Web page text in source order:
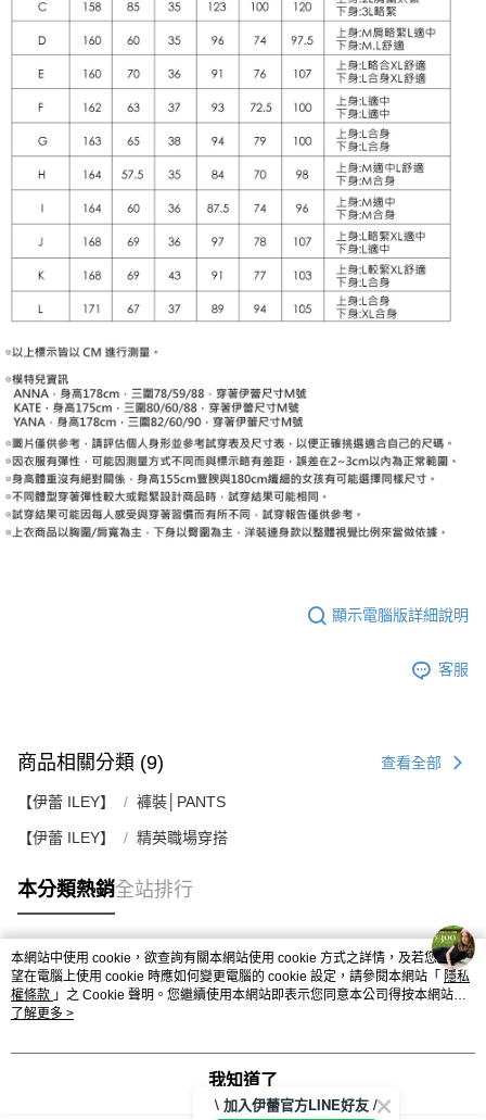
顯示電腦版詳細說明
客服
商品相關分類 (9) 查看全部
【伊蕾 ILEY】 褲裝│PANTS
【伊蕾 ILEY】 精英職場穿搭
本分類熱銷全站排行
熱門標籤
本網站中使用 cookie，欲查詢有關本網站使用 cookie 方式之詳情，及若您不希
望在電腦上使用 cookie 時應如何變更電腦的 cookie 設定，請參閱本網站「 隱私
權條款 」之 Cookie 聲明。您繼續使用本網站即表示您同意本公司得按本網站使
用條款之 Cookie 聲明使用 cookie。
了解更多 >
我知道了
\ 加入伊蕾官方LINE好友 /